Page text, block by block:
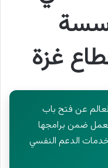
غزة
عن فتح باب
ضمن برامجها
الدعم النفسي